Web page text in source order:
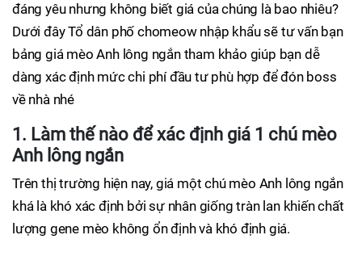
đáng yêu nhưng không biết giá của chúng là bao nhiêu?
Dưới đây Tổ dân phố chomeow nhập khẩu sẽ tư vấn bạn
bảng giá mèo Anh lông ngắn tham khảo giúp bạn dễ
dàng xác định mức chi phí đầu tư phù hợp để đón boss
về nhà nhé
1. Làm thế nào để xác định giá 1 chú mèo
Anh lông ngắn
Trên thị trường hiện nay, giá một chú mèo Anh lông ngắn
khá là khó xác định bởi sự nhân giống tràn lan khiến chất
lượng gene mèo không ổn định và khó định giá.